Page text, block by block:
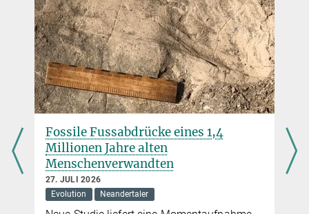
Presse- und Öffentlichkeitsarbeit
Max-Planck-Institut für Geoanthropologie, Jena
presse@...
Fossile Fussabdrücke eines 1,4
Millionen Jahre alten
Menschenverwandten
27. JULI 2026
Evolution
Neandertaler